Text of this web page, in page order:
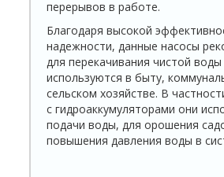
перерывов в работе.
Благодаря высокой
надежности, данные насосы
для перекачивания чистой
используются в быту,
сельском хозяйстве. В
с гидроаккумуляторами они
подачи воды, для орошения
повышения давления воды в